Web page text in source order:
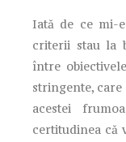
Iată de ce mi-
criterii stau la
între
stringente,
acestei
certitudinea că